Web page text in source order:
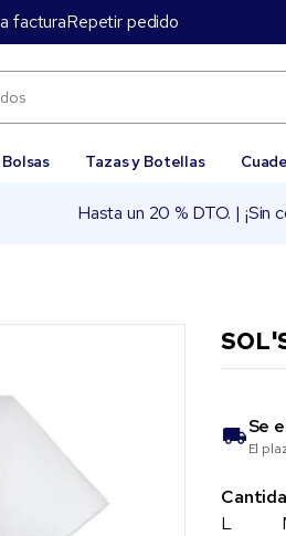
facturaRepetir pedido
Bolsas Tazas y Botellas
Hasta un 20 % DTO. | ¡Sin
Se
El
L